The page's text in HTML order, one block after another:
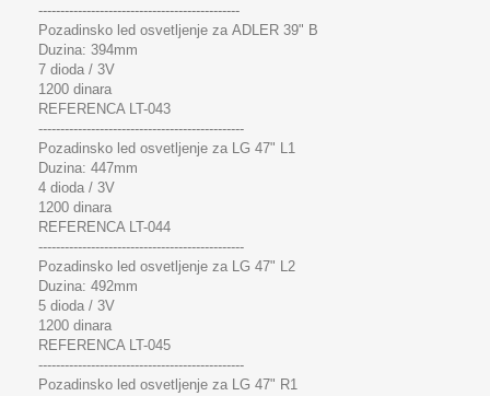
----------------------------------------------
Pozadinsko led osvetljenje za ADLER 39" B
Duzina: 394mm
7 dioda / 3V
1200 dinara
REFERENCA LT-043
-----------------------------------------------
Pozadinsko led osvetljenje za LG 47" L1
Duzina: 447mm
4 dioda / 3V
1200 dinara
REFERENCA LT-044
-----------------------------------------------
Pozadinsko led osvetljenje za LG 47" L2
Duzina: 492mm
5 dioda / 3V
1200 dinara
REFERENCA LT-045
-----------------------------------------------
Pozadinsko led osvetljenje za LG 47" R1